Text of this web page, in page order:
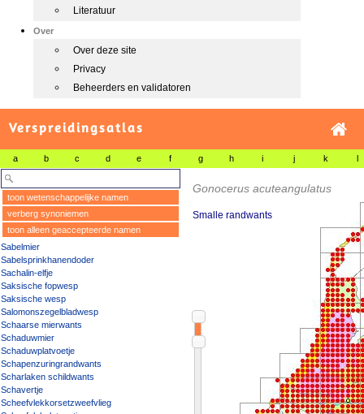
Literatuur
Over
Over deze site
Privacy
Beheerders en validatoren
Verspreidingsatlas
a b c d e f g h i j k l
toon wetenschappelijke namen
verberg synoniemen
toon alleen geaccepteerde namen
Sabelmier
Sabelsprinkhanendoder
Sachalin-elfje
Saksische fopwesp
Saksische wesp
Salomonszegelbladwesp
Schaarse mierwants
Schaduwmier
Schaduwplatvoetje
Schapenzuringrandwants
Scharlaken schildwants
Schavertje
Scheefvlekkorsetzweefvlieg
Gonocerus acuteangulatus
Smalle randwants